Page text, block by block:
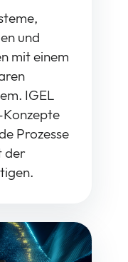
und
mit einem
IGEL
Prozesse
der